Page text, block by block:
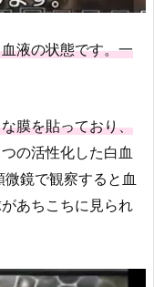
液の状態です。一
膜を貼っており、
の活性化した白血
鏡で観察すると血
あちこちに見られ